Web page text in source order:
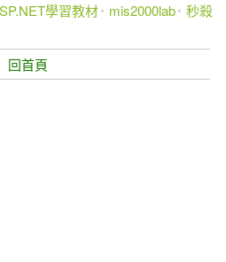
學習教材 mis2000lab 秒殺
回首頁